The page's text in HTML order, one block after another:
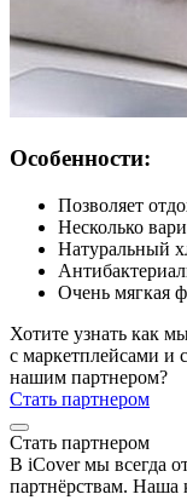
Особенности:
Позволяет
Несколько
Натуральный
Очень мягкая
Хотите узнать как
с маркетплейсами и
нашим партнером?
Стать партнером
Стать партнером
В iCover мы всегда
партнёрствам. Наша